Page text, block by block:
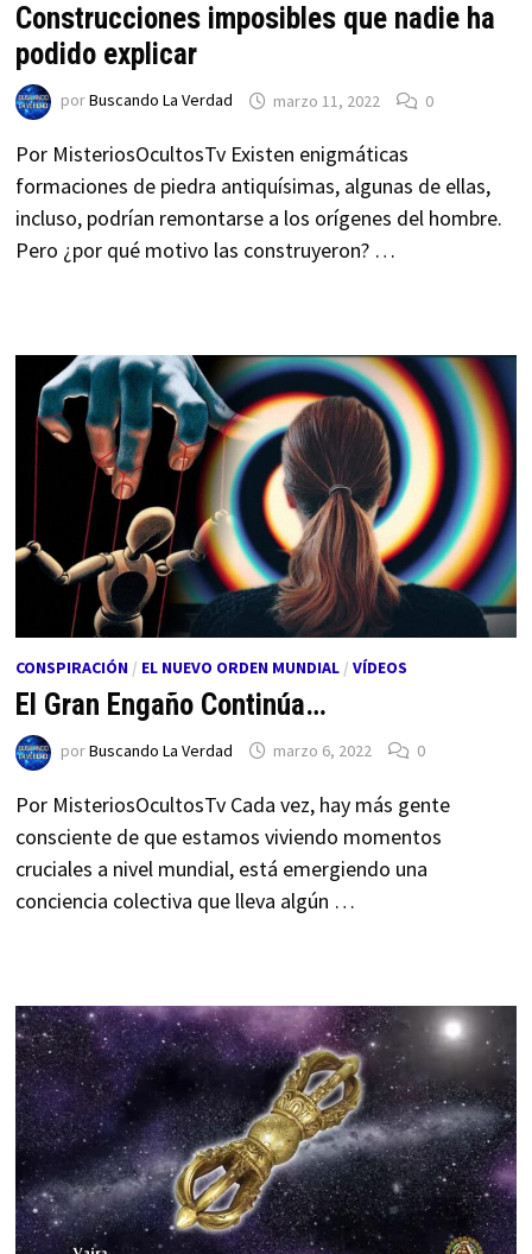
Construcciones imposibles que nadie ha
podido explicar
porBuscando La Verdad marzo 11, 2022 0
Por MisteriosOcultosTv Existen enigmáticas
formaciones de piedra antiquísimas, algunas de ellas,
incluso, podrían remontarse a los orígenes del hombre.
Pero ¿por qué motivo las construyeron? …
CONSPIRACIÓN/ EL NUEVO ORDEN MUNDIAL/ VÍDEOS
El Gran Engaño Continúa…
porBuscando La Verdad marzo 6, 2022 0
Por MisteriosOcultosTv Cada vez, hay más gente
consciente de que estamos viviendo momentos
cruciales a nivel mundial, está emergiendo una
conciencia colectiva que lleva algún …